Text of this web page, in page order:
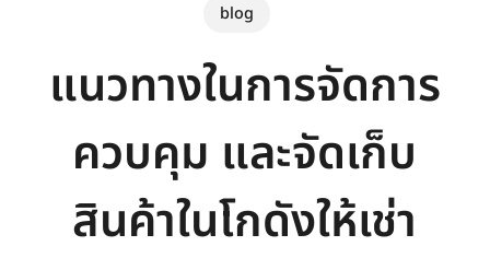
blog
แนวทางในการจัดการ
ควบคุม และจัดเก็บ
สินค้าในโกดังให้เช่า